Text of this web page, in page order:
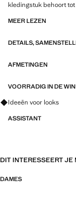
kledingstuk behoort
Online
MEER LEZEN
DETAILS,
AFMETINGEN
VOORRADIG IN DE
Vraag om outfitideeën,
Ideeën voor looks
ASSISTANT
DIT INTERESSEERT JE
DAMES